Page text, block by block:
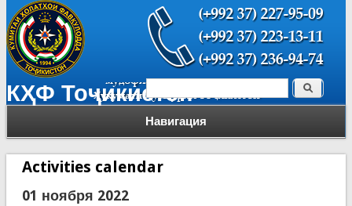
КҲФ Тоҷикистон
Навигация
Форма поиска Поиск
Activities calendar
01 ноября 2022